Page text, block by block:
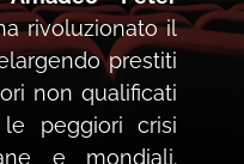
rivoluzionato il
prestiti
non qualificati
peggiori crisi
e mondiali.